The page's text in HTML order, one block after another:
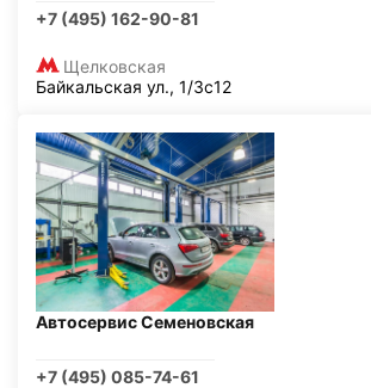
+7 (495) 162-90-81
Щелковская
Байкальская ул., 1/3с12
Автосервис Семеновская
+7 (495) 085-74-61